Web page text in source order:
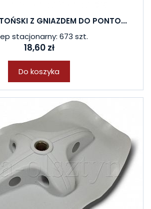
Z GNIAZDEM DO PONTO...
stacjonarny: 673 szt.
18,60 zł
Do koszyka